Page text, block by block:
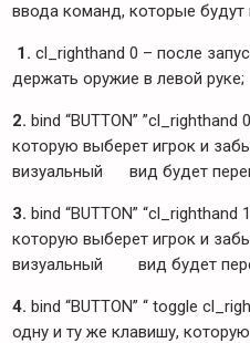
ввода команд, которые будут
1. cl_righthand 0 – после
держать оружие в левой руке;
2. bind “BUTTON”
которую выберет игрок и
визуальный вид будет
3. bind “BUTTON”
которую выберет игрок и
визуальный вид будет
4. bind “BUTTON” “ toggle
одну и ту же клавишу,